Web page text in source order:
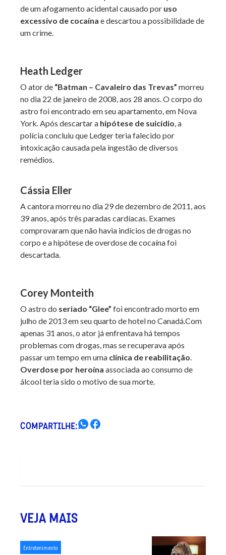
de um afogamento acidental causado por uso
excessivo de cocaína e descartou a possibilidade de
um crime.
Heath Ledger
O ator de “Batman – Cavaleiro das Trevas” morreu
no dia 22 de janeiro de 2008, aos 28 anos. O corpo do
astro foi encontrado em seu apartamento, em Nova
York. Após descartar a hipótese de suicídio , a
polícia concluiu que Ledger teria falecido por
intoxicação causada pela ingestão de diversos
remédios.
Cássia Eller
A cantora morreu no dia 29 de dezembro de 2011, aos
39 anos, após três paradas cardíacas. Exames
comprovaram que não havia indícios de drogas no
corpo e a hipótese de overdose de cocaína foi
descartada.
Corey Monteith
O astro do seriado “Glee” foi encontrado morto em
julho de 2013 em seu quarto de hotel no Canadá.Com
apenas 31 anos, o ator já enfrentava há tempos
problemas com drogas, mas se recuperava após
passar um tempo em uma clínica de reabilitação
Overdose por heroína associada ao consumo de
álcool teria sido o motivo de sua morte.
COMPARTILHE:
VEJA MAIS
Entretenimento